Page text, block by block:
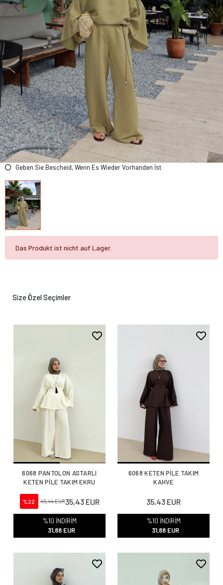
Geben Sie Bescheid, Wenn Es Wieder Vorhanden İst
Das Produkt ist nicht auf Lager.
Size Özel Seçimler
6068 PANTOLON ASTARLI
KETEN PİLE TAKIM EKRU
%22 45,44 EUR35,43 EUR
%10 İNDİRİM
31,88 EUR
6068 KETEN PİLE TAKIM
KAHVE
35,43 EUR
%10 İNDİRİM
31,88 EUR